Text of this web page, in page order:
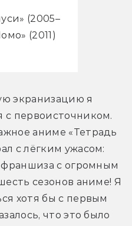
(2005–
(2011)
экранизацию я
с первоисточником.
аниме «Тетрадь
с лёгким ужасом:
с огромным
сезонов аниме! Я
хотя бы с первым
что это было